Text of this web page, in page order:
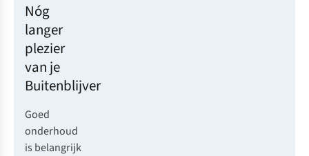
Nóg
langer
plezier
van je
Buitenblijver
Goed
onderhoud
is belangrijk